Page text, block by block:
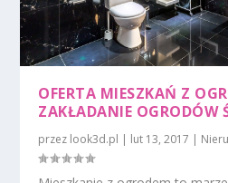
OFERTA MIESZKAŃ Z
ZAKŁADANIE OGRODÓW
przez look3d.pl | lut 13, 2017 |